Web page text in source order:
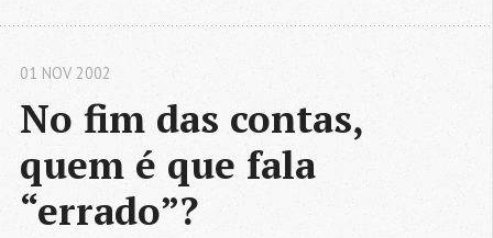
No fim das contas,
quem é que fala
“errado”?
01 NOV 2002